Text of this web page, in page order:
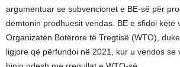
argumentuar se subvencionet e BE-së për
dëmtonin prodhuesit vendas. BE e sfidoi këtë
Organizatën Botërore të Tregtisë (WTO),
ligjore që përfundoi në 2021, kur u vendos se